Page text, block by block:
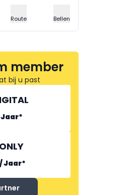
Route Bellen
member
bij u past
Jaar*
/Jaar*